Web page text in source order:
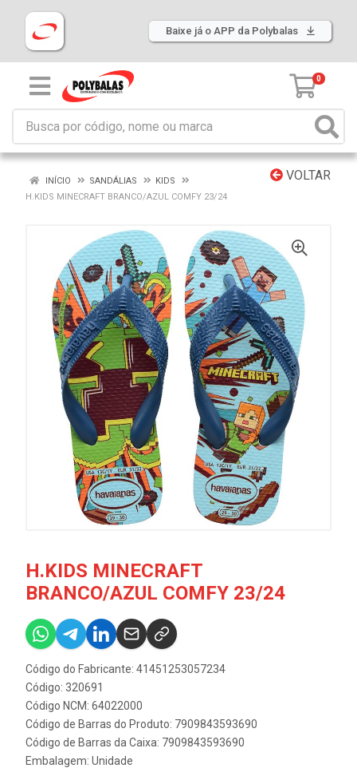
Baixe já o APP da Polybalas
0
VOLTAR
INÍCIO SANDÁLIAS
KIDS
H.KIDS MINECRAFT BRANCO/AZUL COMFY 23/24
H.KIDS MINECRAFT
BRANCO/AZUL COMFY 23/24
Código do Fabricante: 41451253057234
Código: 320691
Código NCM: 64022000
Código de Barras do Produto: 7909843593690
Código de Barras da Caixa: 7909843593690
Embalagem: Unidade